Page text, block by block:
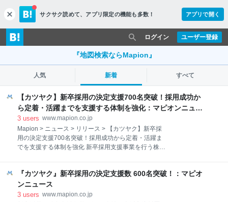
c
l
o
s
サクサク読めて、 アプリ限定の機能も多数！ アプリで開く
ユーザー登録
ログイン
『地図検索ならMapion』
人気 新着 すべて
【カツヤク】新卒採用の決定支援700名突破！採用成功か
ら定着・活躍までを支援する体制を強化：マピオンニュー
ス
3 users www.mapion.co.jp
Mapion > ニュース > リリース > 【カツヤク】新卒採
用の決定支援700名突破！採用成功から定着・活躍ま
でを支援する体制を強化 新卒採用支援事業を行う株式
用の決定支援数700名を突破いたしました。 少子化や
売り手市場の継続により、新卒採用は年々難易度が高
まっています。企業が学生と出会うだけでなく、内定
『カツヤク』新卒採用の決定支援数 600名突破！：マピオ
ンニュース
3 users www.mapion.co.jp